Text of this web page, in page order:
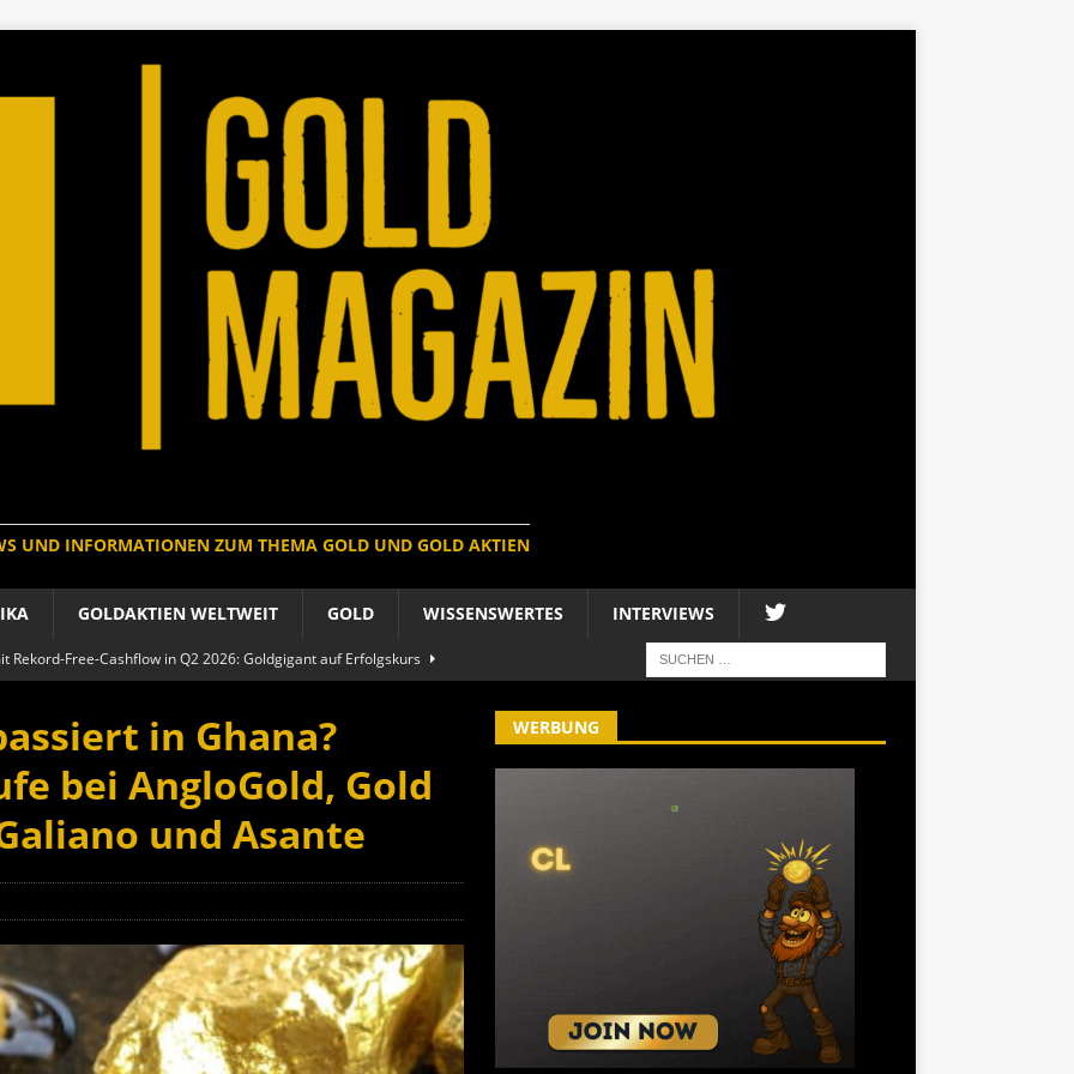
UND INFORMATIONEN ZUM THEMA GOLD UND GOLD AKTIEN
GOLDAKTIEN WELTWEIT GOLD WISSENSWERTES INTERVIEWS
Rekord-Free-Cashflow in Q2 2026: Goldgigant auf Erfolgskurs
der Welt baut um: Newmont vor Befreiungsschlag
im arktischen Härtetest: Feuer-Drama fordert neuen CEO heraus
Aktie: Umbau in Skandinavien nach Schweden-Deal
boomen nach Preissturz: Asien kauft physisch GOLD
in Ghana?
bei AngloGold, Gold
und Asante
WERBUNG